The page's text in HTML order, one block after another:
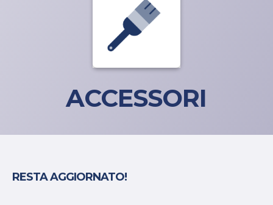
ACCESSORI
RESTA AGGIORNATO!